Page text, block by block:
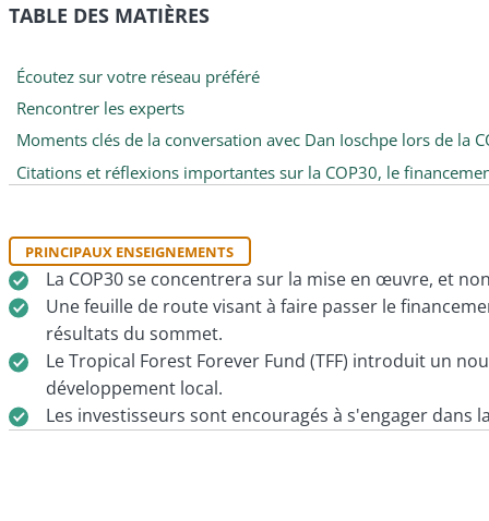
TABLE DES MATIÈRES
Écoutez sur votre réseau préféré
Rencontrer les experts
Moments clés de la conversation avec Dan Ioschpe lors de la
Citations et réflexions importantes sur la COP30, le
PRINCIPAUX ENSEIGNEMENTS
La COP30 se concentrera sur la mise en œuvre, et
Une feuille de route visant à faire passer le
résultats du sommet.
Le Tropical Forest Forever Fund (TFF) introduit un
développement local.
Les investisseurs sont encouragés à s'engager